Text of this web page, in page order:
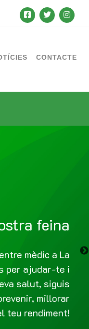
CONTACTE
feina
mèdic a La
per ajudar-te i
salut, siguis
millorar
teu rendiment!